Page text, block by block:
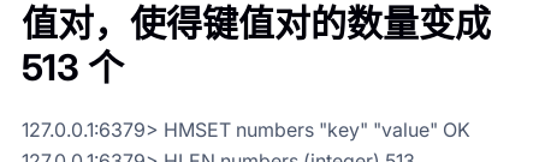
值对，使得键值对的数量变成
513 个
127.0.0.1:6379> HMSET numbers "key" "value" OK